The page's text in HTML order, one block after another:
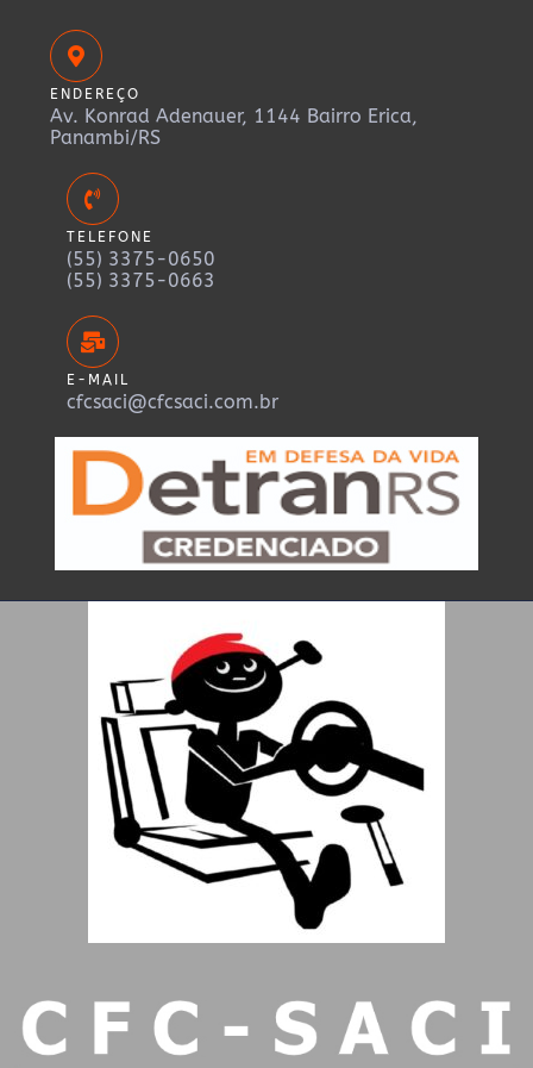
ENDEREÇO
Av. Konrad Adenauer, 1144 Bairro Erica,
Panambi/RS
TELEFONE
(55) 3375-0650
(55) 3375-0663
E-MAIL
cfcsaci@cfcsaci.com.br